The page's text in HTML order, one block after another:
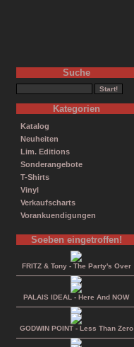
Suche
Kategorien
Katalog
Neuheiten
Lim. Editions
Sonderangebote
T-Shirts
Vinyl
Verkaufscharts
Vorankuendigungen
Soeben eingetroffen!
FRITZ & Tony - The Party's Over
PALAIS IDEAL - Here And NOW
GODWIN POINT - Less Than Zero